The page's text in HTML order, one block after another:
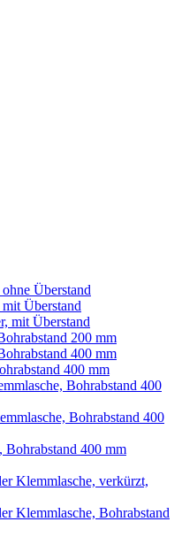
Überstand
Überstand
mit Überstand
200 mm
400 mm
400 mm
Bohrabstand 400
Bohrabstand 400
400 mm
Klemmlasche, verkürzt,
Klemmlasche, Bohrabstand